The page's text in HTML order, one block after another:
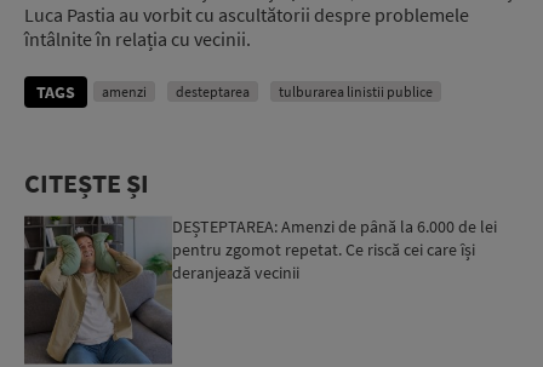
Luca Pastia au vorbit cu ascultătorii despre problemele
întâlnite în relația cu vecinii.
TAGS amenzi desteptarea tulburarea linistii publice
CITEȘTE ȘI
DEȘTEPTAREA: Amenzi de până la 6.000 de lei
pentru zgomot repetat. Ce riscă cei care își
deranjează vecinii